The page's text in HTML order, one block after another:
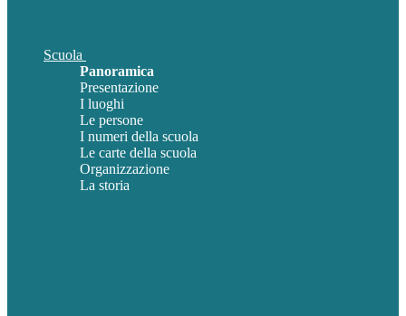
Scuola
Panoramica
Presentazione
I luoghi
Le persone
I numeri della scuola
Le carte della scuola
Organizzazione
La storia